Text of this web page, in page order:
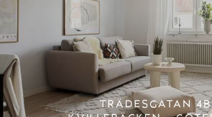
TRÄDESGATAN 4B